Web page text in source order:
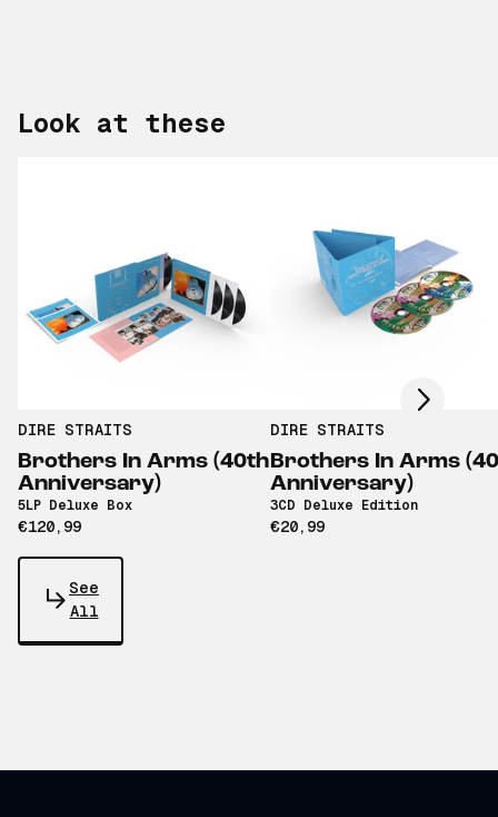
Look at these
DIRE STRAITS
Brothers In Arms (40th
Anniversary)
5LP Deluxe Box
€120,99
DIRE STRAITS
Brothers In Arms
Anniversary)
3CD Deluxe Edition
€20,99
Scroll right
See
All